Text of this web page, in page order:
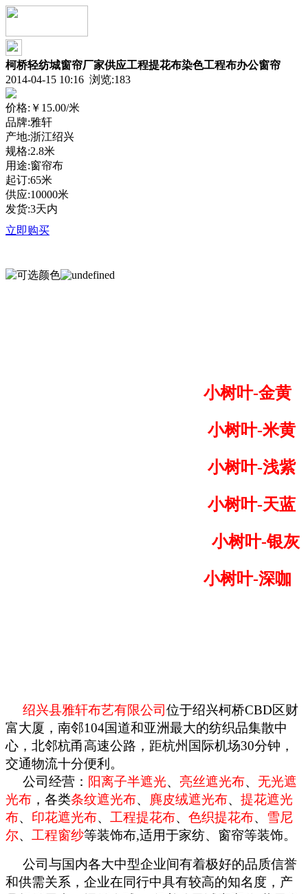
柯桥轻纺城窗帘厂家供应工程提花布染色工程布办公窗帘
2014-04-15 10:16 浏览:183
价格: ￥15.00/米
品牌:雅轩
产地:浙江绍兴
规格:2.8米
用途:窗帘布
起订:65米
供应:10000米
发货:3天内
立即购买
小树叶-金黄
小树叶-米黄
小树叶-浅紫
小树叶-天蓝
小树叶-银灰
小树叶-深咖
绍兴县雅轩布艺有限公司位于绍兴柯桥CBD区财
富大厦，南邻104国道和亚洲最大的纺织品集散中
心，北邻杭甬高速公路，距杭州国际机场30分钟，
交通物流十分便利。
公司经营： 阳离子半遮光、 亮丝遮光布、 无光遮
光布 ，各类条纹遮光布、 麂皮绒遮光布、 提花遮光
布、 印花遮光布、 工程提花布、 色织提花布、 雪尼
尔、 工程窗纱等装饰布,适用于家纺、窗帘等装饰。
公司与国内各大中型企业间有着极好的品质信誉
和供需关系，企业在同行中具有较高的知名度，产